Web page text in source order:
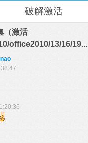
破解激活
（激活
office2010/13/16/19...